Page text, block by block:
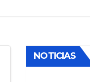
NOTICIAS